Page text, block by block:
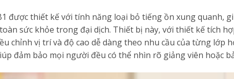
được thiết kế với tính năng loại bỏ tiếng ồn xung
sức khỏe trong đại dịch. Thiết bị này, với thiết kế tích
chỉnh vị trí và độ cao dễ dàng theo nhu cầu của từng
đảm bảo mọi người đều có thể nhìn rõ giảng viên hoặc